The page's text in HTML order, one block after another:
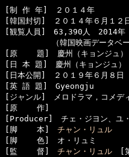
[制 作 年]　２０１４年
[韓国封切]　２０１４年６月１２
[観覧人員]　63,390人　2014年
（韓国映画データベース　
[原    題]　慶州（キョンジュ）
[日 本 題]　慶州（キョンジュ）
[日本公開]　２０１９年６月８日
[英 語 題]　Gyeongju
[ジャンル]　メロドラマ，コメデ
[原    作]
[Producer]　チェ・ジヨン、ユ
[脚    本] チャン・リュル
[脚    色]　オ・リュミ
[監    督] チャン・リュル [